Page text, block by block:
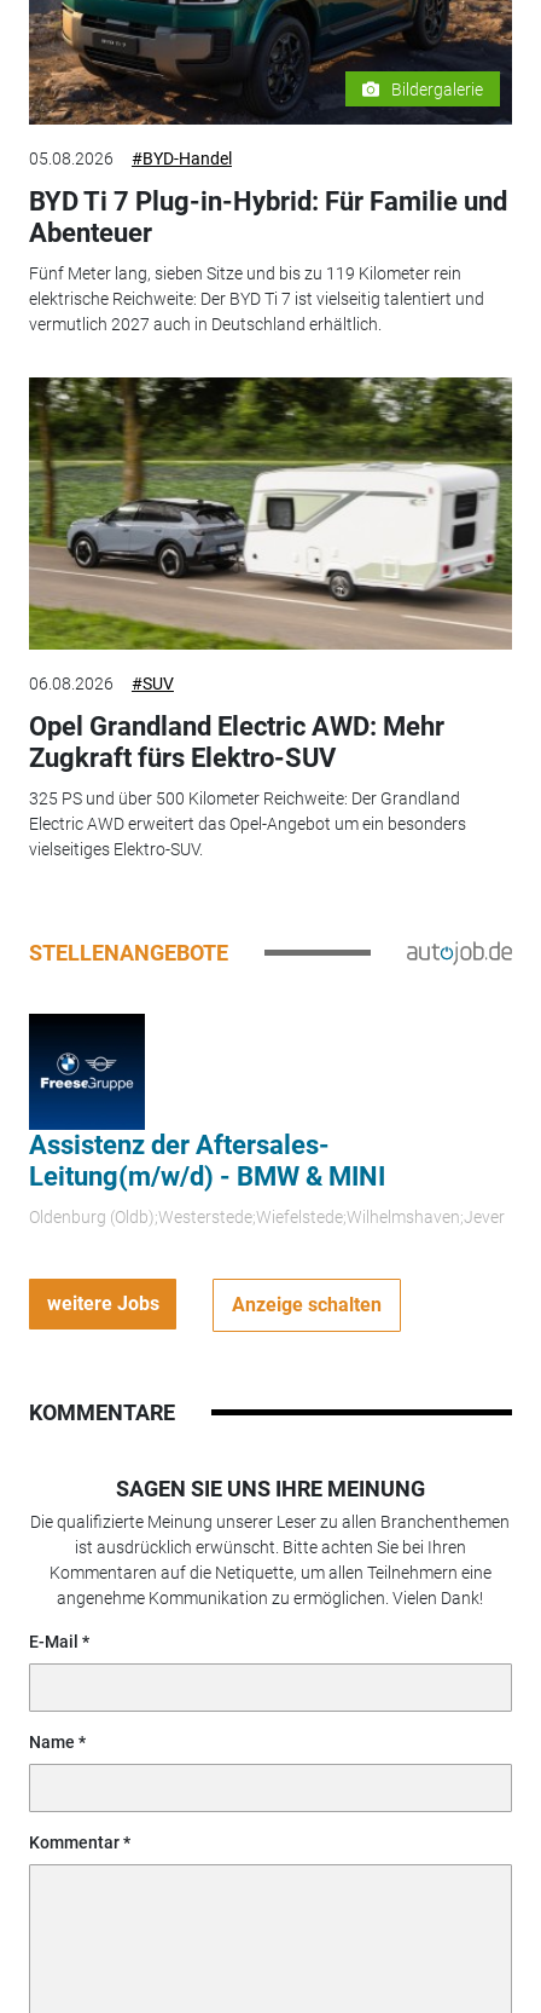
Bildergalerie
05.08.2026 #BYD-Handel
BYD Ti 7 Plug-in-Hybrid: Für Familie und
Abenteuer
Fünf Meter lang, sieben Sitze und bis zu 119 Kilometer rein
elektrische Reichweite: Der BYD Ti 7 ist vielseitig talentiert und
vermutlich 2027 auch in Deutschland erhältlich.
06.08.2026 #SUV
Opel Grandland Electric AWD: Mehr
Zugkraft fürs Elektro-SUV
325 PS und über 500 Kilometer Reichweite: Der Grandland
Electric AWD erweitert das Opel-Angebot um ein besonders
vielseitiges Elektro-SUV.
STELLENANGEBOTE
Assistenz der Aftersales-
Leitung(m/w/d) - BMW & MINI
Oldenburg (Oldb);Westerstede;Wiefelstede;Wilhelmshaven;Jever
weitere Jobs Anzeige schalten
KOMMENTARE
SAGEN SIE UNS IHRE MEINUNG
Die qualifizierte Meinung unserer Leser zu allen Branchenthemen
ist ausdrücklich erwünscht. Bitte achten Sie bei Ihren
Kommentaren auf die Netiquette, um allen Teilnehmern eine
angenehme Kommunikation zu ermöglichen. Vielen Dank!
E-Mail
Name
Kommentar